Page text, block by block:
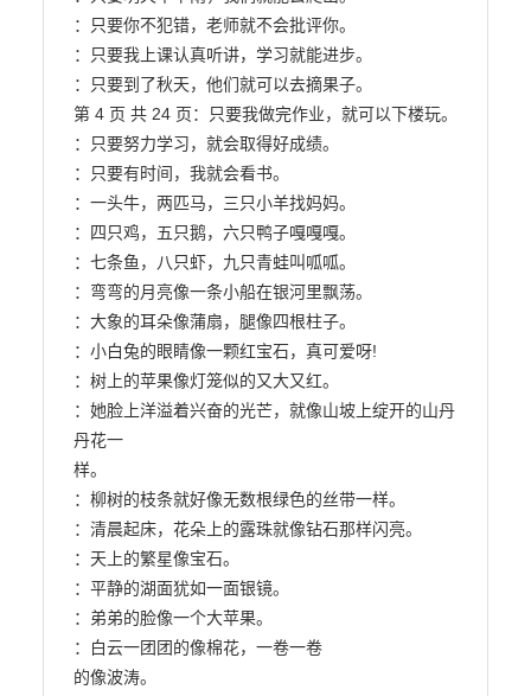
：只要你不犯错，老师就不会批评你。
：只要我上课认真听讲，学习就能进步。
：只要到了秋天，他们就可以去摘果子。
第 4 页 共 24 页：只要我做完作业，就可以下楼玩。
：只要努力学习，就会取得好成绩。
：只要有时间，我就会看书。
：一头牛，两匹马，三只小羊找妈妈。
：四只鸡，五只鹅，六只鸭子嘎嘎嘎。
：七条鱼，八只虾，九只青蛙叫呱呱。
：弯弯的月亮像一条小船在银河里飘荡。
：大象的耳朵像蒲扇，腿像四根柱子。
：小白兔的眼睛像一颗红宝石，真可爱呀!
：树上的苹果像灯笼似的又大又红。
：她脸上洋溢着兴奋的光芒，就像山坡上绽开的山丹
丹花一
样。
：柳树的枝条就好像无数根绿色的丝带一样。
：清晨起床，花朵上的露珠就像钻石那样闪亮。
：天上的繁星像宝石。
：平静的湖面犹如一面银镜。
：弟弟的脸像一个大苹果。
：白云一团团的像棉花，一卷一卷
的像波涛。